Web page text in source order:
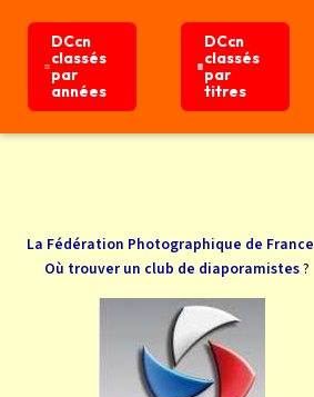
DCcn
classés
par
années
DCcn
classés
par
titres
La Fédération Photographique de France
Où trouver un club de diaporamistes?